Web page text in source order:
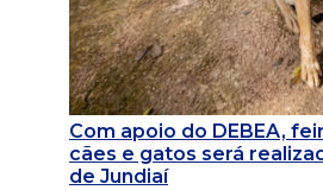
Com apoio do DEBEA,
cães e gatos será
de Jundiaí